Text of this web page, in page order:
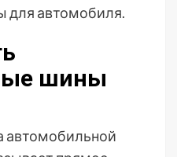
для автомобиля.
шины
автомобильной